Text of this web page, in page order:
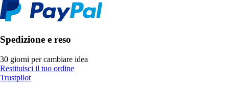
Spedizione e reso
30 giorni per cambiare idea
Restituisci il tuo ordine
Trustpilot